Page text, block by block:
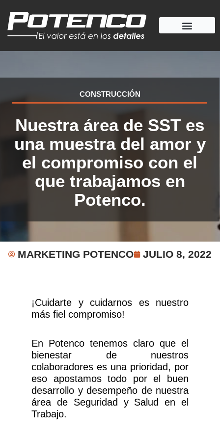
contenido
CONSTRUCCIÓN
Nuestra área de SST es
una muestra del amor y
el compromiso con el
que trabajamos en
Potenco.
MARKETING POTENCO JULIO 8, 2022
¡Cuidarte y cuidarnos es nuestro
más fiel compromiso!
En Potenco tenemos claro que el
bienestar de nuestros
colaboradores es una prioridad, por
eso apostamos todo por el buen
desarrollo y desempeño de nuestra
área de Seguridad y Salud en el
Trabajo.